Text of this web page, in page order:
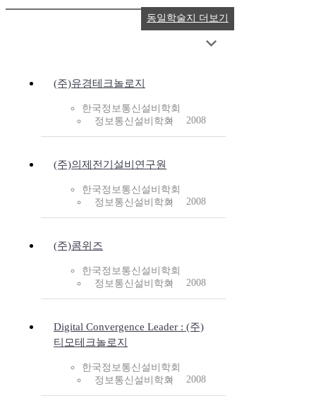
(주)유경테크놀로지
한국정보통신설비학회
정보통신설비학회
2008
(주)의제전기설비연구원
한국정보통신설비학회
정보통신설비학회
2008
(주)콤위즈
한국정보통신설비학회
정보통신설비학회
2008
Digital Convergence Leader : (주)
티모테크놀로지
한국정보통신설비학회
정보통신설비학회
2008
동일학술지 더보기